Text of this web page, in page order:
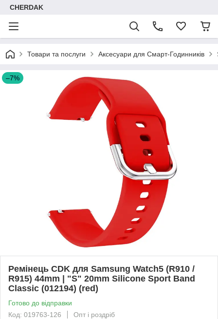
CHERDAK
Товари та послуги Аксесуари для Смарт-Годинників
–7%
Ремінець CDK для Samsung Watch5 (R910 /
R915) 44mm | "S" 20mm Silicone Sport Band
Classic (012194) (red)
Готово до відправки
Код: 019763-126
Опт і роздріб